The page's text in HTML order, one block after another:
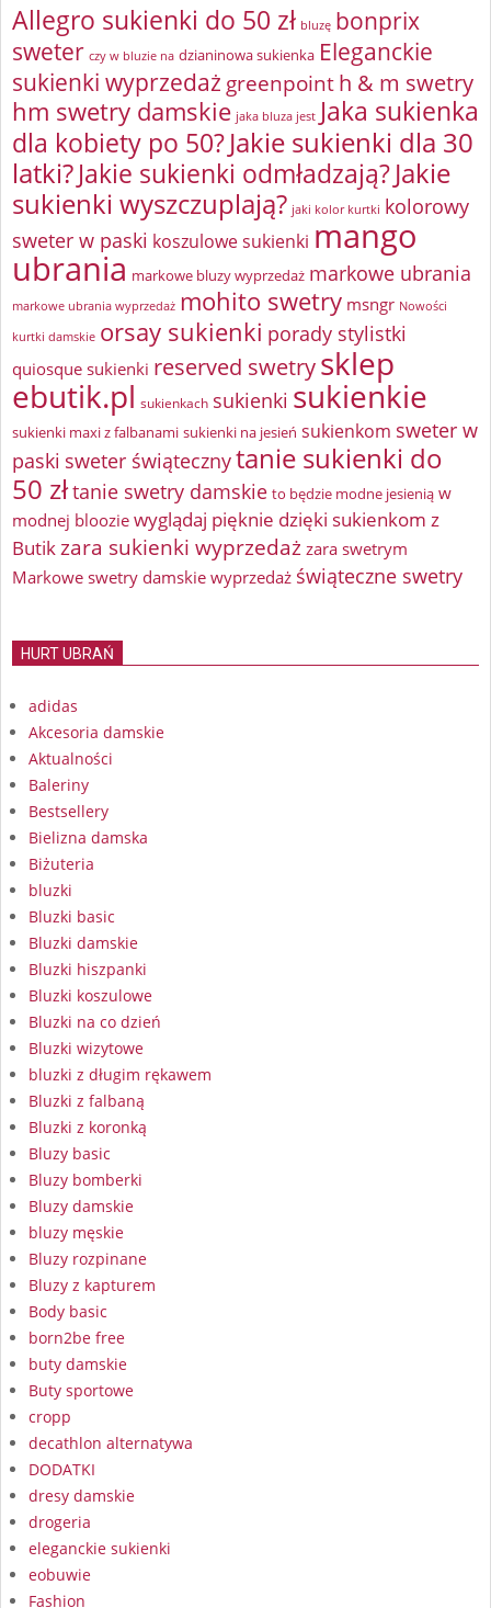
Allegro sukienki do 50 zł bluzę bonprix
sweter czy w bluzie na dzianinowa sukienka Eleganckie
sukienki wyprzedaż greenpointh & m swetry
hm swetry damskie jaka bluza jest Jaka sukienka
dla kobiety po 50?Jakie sukienki dla 30
latki?Jakie sukienki odmładzają?Jakie
sukienki wyszczuplają? jaki kolor kurtki kolorowy
sweter w paski koszulowe sukienki mango
ubrania markowe bluzy wyprzedaż markowe ubrania
markowe ubrania wyprzedaż mohito swetry msngr Nowości
kurtki damskie orsay sukienki porady stylistki
quiosque sukienki reserved swetrysklep
ebutik.pl sukienkach sukienki sukienkie
sukienki maxi z falbanami sukienki na jesień sukienkom sweter w
paski sweter świątecznytanie sukienki do
50 złtanie swetry damskie to będzie modne jesienią w
modnej bloozie wyglądaj pięknie dzięki sukienkom z
Butikzara sukienki wyprzedażzara swetrym
Markowe swetry damskie wyprzedaż świąteczne swetry
HURT UBRAŃ
adidas
Akcesoria damskie
Aktualności
Baleriny
Bestsellery
Bielizna damska
Biżuteria
bluzki
Bluzki basic
Bluzki damskie
Bluzki hiszpanki
Bluzki koszulowe
Bluzki na co dzień
Bluzki wizytowe
bluzki z długim rękawem
Bluzki z falbaną
Bluzki z koronką
Bluzy basic
Bluzy bomberki
Bluzy damskie
bluzy męskie
Bluzy rozpinane
Bluzy z kapturem
Body basic
born2be free
buty damskie
Buty sportowe
cropp
decathlon alternatywa
DODATKI
dresy damskie
drogeria
eleganckie sukienki
eobuwie
Fashion